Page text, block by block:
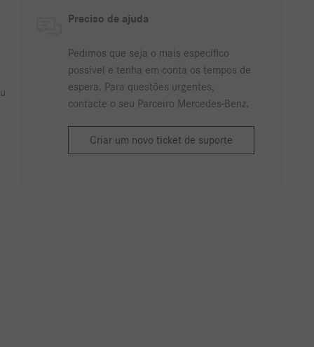
Preciso de ajuda
Pedimos que seja o mais específico
possível e tenha em conta os tempos de
espera. Para questões urgentes,
contacte o seu Parceiro Mercedes-Benz.
Criar um novo ticket de suporte